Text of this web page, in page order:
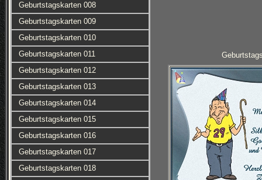
Geburtstagskarten 008
Geburtstagskarten 009
Geburtstagskarten 010
Geburtstagskarten 011
Geburtstagskarten 012
Geburtstagskarten 013
Geburtstagskarten 014
Geburtstagskarten 015
Geburtstagskarten 016
Geburtstagskarten 017
Geburtstagskarten 018